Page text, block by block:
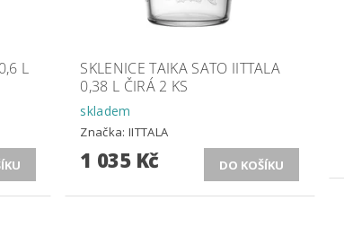
L
SKLENICE TAIKA SATO IITTALA
0,38 L ČIRÁ 2 KS
skladem
Značka:IITTALA
1 035 Kč